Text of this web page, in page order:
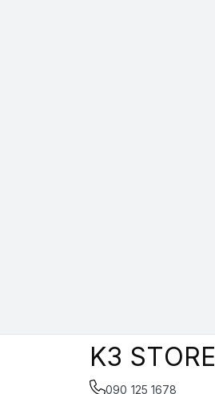
K3 STORE
090 125 1678